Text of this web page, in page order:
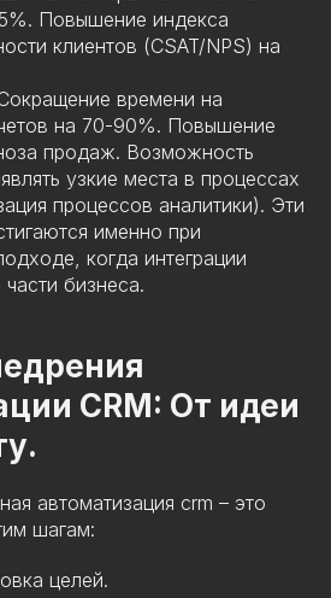
Повышение индекса
клиентов (CSAT/NPS) на
времени на
на 70-90%. Повышение
продаж. Возможность
узкие места в процессах
процессов аналитики). Эти
именно при
когда интеграции
бизнеса.
CRM: От идеи
автоматизация crm – это
шагам:
целей.